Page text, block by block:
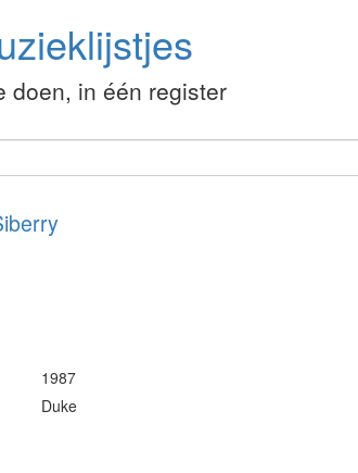
doen, in één register
1987
Duke